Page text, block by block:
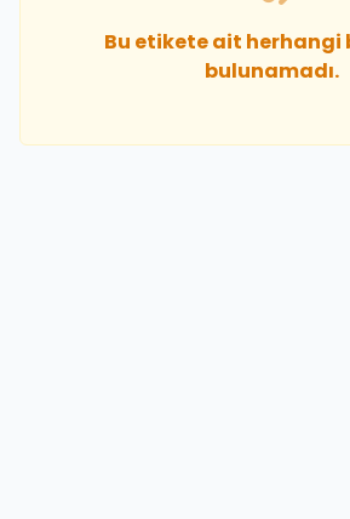
Bu etikete ait herhangi
bulunamadı.